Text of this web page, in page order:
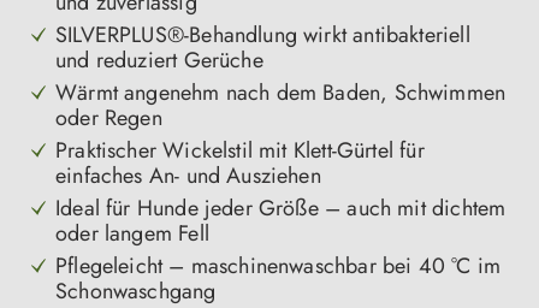
SILVERPLUS®-Behandlung wirkt antibakteriell
und reduziert Gerüche
Wärmt angenehm nach dem Baden, Schwimmen
oder Regen
Praktischer Wickelstil mit Klett-Gürtel für
einfaches An- und Ausziehen
Ideal für Hunde jeder Größe – auch mit dichtem
oder langem Fell
Pflegeleicht – maschinenwaschbar bei 40 °C im
Schonwaschgang